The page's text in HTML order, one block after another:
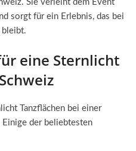
Sie verleiht dem Event
sorgt für ein Erlebnis, das bei
bleibt.
eine Sternlicht
Tanzflächen bei einer
der beliebtesten